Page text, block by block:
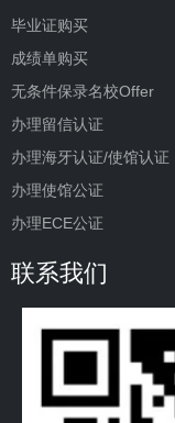
毕业证购买
成绩单购买
无条件保录名校Offer
办理留信认证
办理海牙认证/使馆认证
办理使馆公证
办理ECE公证
联系我们